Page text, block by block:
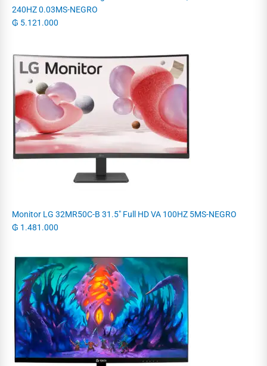
240HZ 0.03MS-NEGRO
₲ 5.121.000
Monitor LG 32MR50C-B 31.5" Full HD VA 100HZ 5MS-NEGRO
₲ 1.481.000